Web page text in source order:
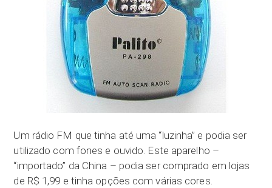
Um rádio FM que tinha até uma “luzinha” e podia ser
utilizado com fones e ouvido. Este aparelho –
“importado” da China – podia ser comprado em lojas
de R$ 1,99 e tinha opções com várias cores.